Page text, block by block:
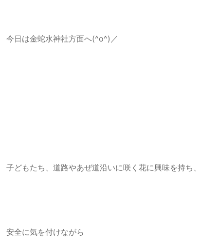
今日は金蛇水神社方面へ(^o^)／
子どもたち、道路やあぜ道沿いに咲く花に興味を持ち、
安全に気を付けながら